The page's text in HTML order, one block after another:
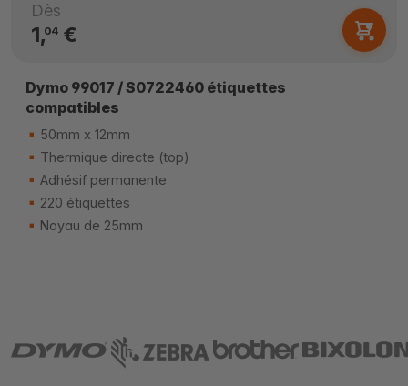
Dès
1,04€
Dymo 99017 / S0722460 étiquettes
compatibles
50mm x 12mm
Thermique directe (top)
Adhésif permanente
220 étiquettes
Noyau de 25mm